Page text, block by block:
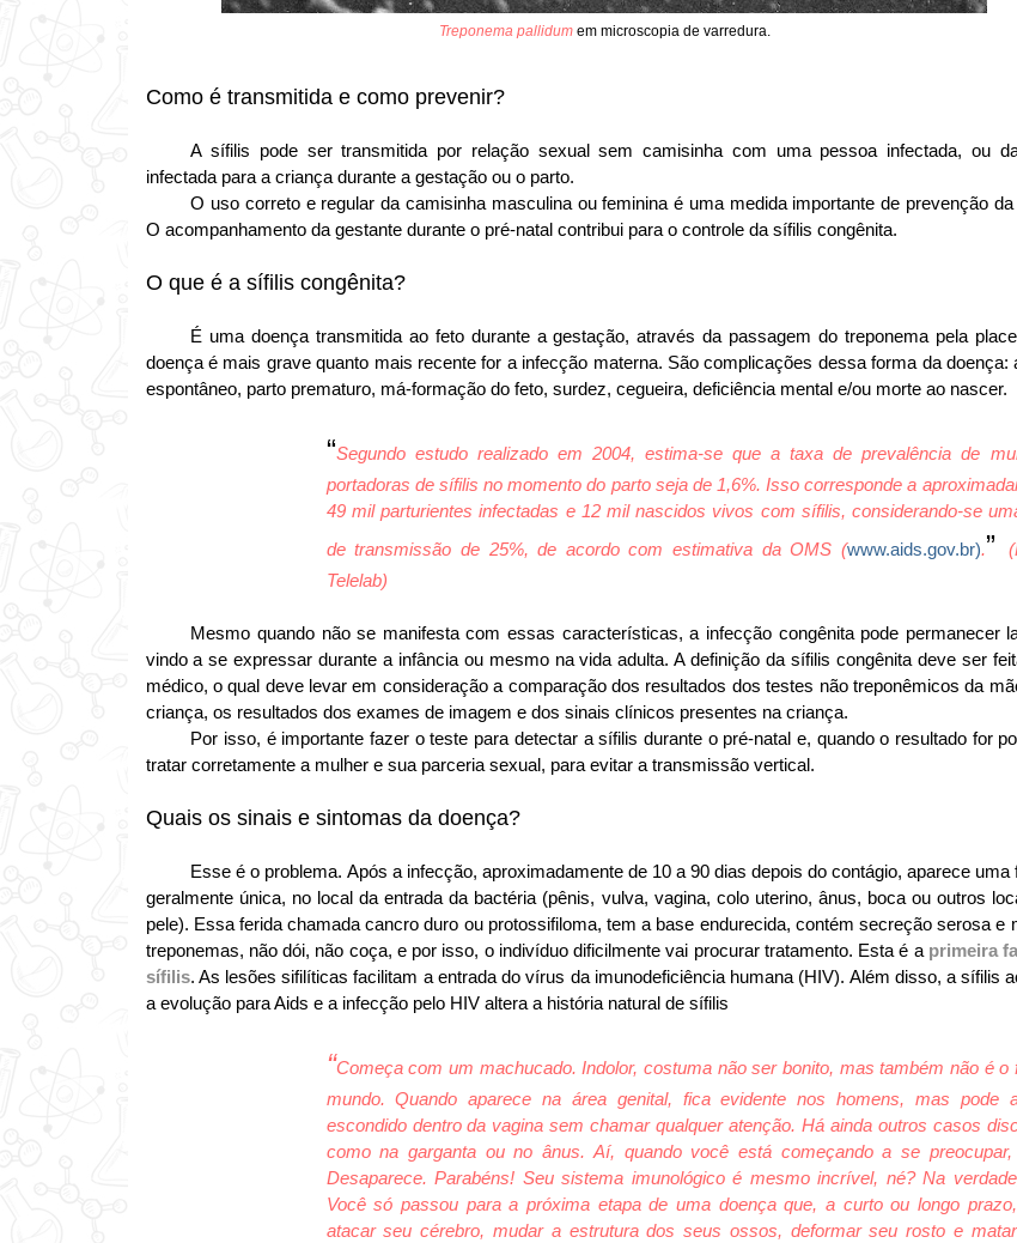
Treponema pallidumem microscopia de varredura.
Como é transmitida e como prevenir?
A sífilis pode ser transmitida por relação sexual sem camisinha com uma pessoa infectada, ou
infectada para a criança durante a gestação ou o parto.
O uso correto e regular da camisinha masculina ou feminina é uma medida importante de prevenção
O acompanhamento da gestante durante o pré-natal contribui para o controle da sífilis congênita.
O que é a sífilis congênita?
É uma doença transmitida ao feto durante a gestação, através da passagem do treponema pela
doença é mais grave quanto mais recente for a infecção materna. São complicações dessa forma da doença:
espontâneo, parto prematuro, má-formação do feto, surdez, cegueira, deficiência mental e/ou morte ao nascer.
“Segundo estudo realizado em 2004, estima-se que a taxa de prevalência de
portadoras de sífilis no momento do parto seja de 1,6%. Isso corresponde a
49 mil parturientes infectadas e 12 mil nascidos vivos com sífilis, considerando-se
de transmissão de 25%, de acordo com estimativa da OMS (www.aids.gov.br).”
Telelab)
Mesmo quando não se manifesta com essas características, a infecção congênita pode permanecer
vindo a se expressar durante a infância ou mesmo na vida adulta. A definição da sífilis congênita deve ser
médico, o qual deve levar em consideração a comparação dos resultados dos testes não treponêmicos da
criança, os resultados dos exames de imagem e dos sinais clínicos presentes na criança.
Por isso, é importante fazer o teste para detectar a sífilis durante o pré-natal e, quando o resultado for
tratar corretamente a mulher e sua parceria sexual, para evitar a transmissão vertical.
Quais os sinais e sintomas da doença?
Esse é o problema. Após a infecção, aproximadamente de 10 a 90 dias depois do contágio, aparece uma
geralmente única, no local da entrada da bactéria (pênis, vulva, vagina, colo uterino, ânus, boca ou outros
pele). Essa ferida chamada cancro duro ou protossifiloma, tem a base endurecida, contém secreção serosa e
treponemas, não dói, não coça, e por isso, o indivíduo dificilmente vai procurar tratamento. Esta é a primeira
sífilis. As lesões sifilíticas facilitam a entrada do vírus da imunodeficiência humana (HIV). Além disso, a sífilis
a evolução para Aids e a infecção pelo HIV altera a história natural de sífilis
“Começa com um machucado. Indolor, costuma não ser bonito, mas também não é o
mundo. Quando aparece na área genital, fica evidente nos homens, mas pode
escondido dentro da vagina sem chamar qualquer atenção. Há ainda outros casos
como na garganta ou no ânus. Aí, quando você está começando a se preocupar,
Desaparece. Parabéns! Seu sistema imunológico é mesmo incrível, né? Na
Você só passou para a próxima etapa de uma doença que, a curto ou longo
atacar seu cérebro, mudar a estrutura dos seus ossos, deformar seu rosto e